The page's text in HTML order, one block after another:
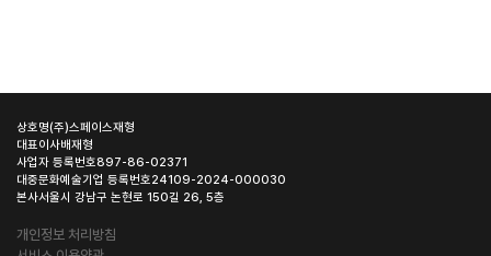
상호명(주)스페이스재형
대표이사배재형
사업자 등록번호897-86-02371
대중문화예술기업 등록번호24109-2024-000030
본사서울시 강남구 논현로 150길 26, 5층
개인정보 처리방침